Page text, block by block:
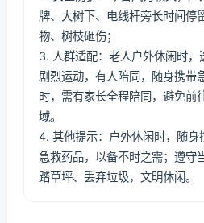
牌、大树下、电线杆旁长时间停
物、树枝砸伤；
3. 人群适配：老人户外休闲时，
剧烈运动，有人陪同，随身携带
时，需有家长全程陪同，避免前
域。
4. 其他提示：户外休闲时，随身
急救药品，以备不时之需；遵守
踏草坪、丢弃垃圾，文明休闲。